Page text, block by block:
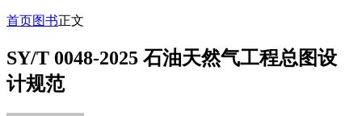
首页图书正文
SY/T 0048-2025 石油天然气工程总图设
计规范